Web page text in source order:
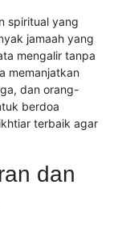
spiritual yang
jamaah yang
mengalir tanpa
memanjatkan
dan orang-
berdoa
terbaik agar
dan